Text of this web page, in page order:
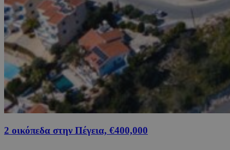
2 οικόπεδα στην Πέγεια, €400,000